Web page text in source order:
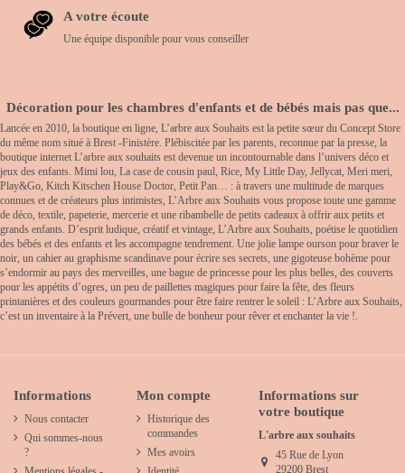
A votre écoute
Une équipe disponible pour vous conseiller
Décoration pour les chambres d'enfants et de bébés mais pas que...
Lancée en 2010, la boutique en ligne, L’arbre aux Souhaits est la petite sœur du Concept Store
du même nom situé à Brest -Finistère. Plébiscitée par les parents, reconnue par la presse, la
boutique internet L’arbre aux souhaits est devenue un incontournable dans l’univers déco et
jeux des enfants. Mimi lou, La case de cousin paul, Rice, My Little Day, Jellycat, Meri meri,
Play&Go, Kitch Kitschen House Doctor, Petit Pan… : à travers une multitude de marques
connues et de créateurs plus intimistes, L’Arbre aux Souhaits vous propose toute une gamme
de déco, textile, papeterie, mercerie et une ribambelle de petits cadeaux à offrir aux petits et
grands enfants. D’esprit ludique, créatif et vintage, L’Arbre aux Souhaits, poétise le quotidien
des bébés et des enfants et les accompagne tendrement. Une jolie lampe ourson pour braver le
noir, un cahier au graphisme scandinave pour écrire ses secrets, une gigoteuse bohème pour
s’endormir au pays des merveilles, une bague de princesse pour les plus belles, des couverts
pour les appétits d’ogres, un peu de paillettes magiques pour faire la fête, des fleurs
printanières et des couleurs gourmandes pour être faire rentrer le soleil : L’Arbre aux Souhaits,
c’est un inventaire à la Prévert, une bulle de bonheur pour rêver et enchanter la vie !.
Informations
Nous contacter
Qui sommes-nous
?
Mon compte
Historique des
commandes
Mes avoirs
Informations sur
votre boutique
L'arbre aux souhaits
45 Rue de Lyon
29200 Brest